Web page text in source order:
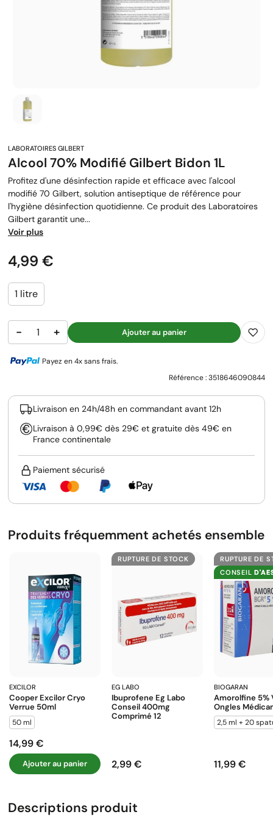
Alcool 70% Modifié Gilbert Bidon 1L
Profitez d'une désinfection rapide et efficace avec l'alcool
modifié 70 Gilbert, solution antiseptique de référence pour
l'hygiène désinfection quotidienne. Ce produit des Laboratoires
Gilbert garantit une...
Voir plus
Prix
4,99 €
1 litre
− + Ajouter au panier
Payez en 4x sans frais.
Référence :3518646090844
Livraison en 24h/48h en commandant avant 12h
Livraison à 0,99€ dès 29€ et gratuite dès 49€ en
France continentale
Paiement sécurisé
Produits fréquemment achetés ensemble
EXCILOR
Cooper Excilor Cryo
Verrue 50ml
50 ml
Prix
14,99 €
Ajouter au panier
RUPTURE DE STOCK
EG LABO
Ibuprofene Eg Labo
Conseil 400mg
Comprimé 12
Prix
2,99 €
RUPTURE DE
CONSEIL
BIOGARAN
Amorolfine 5%
Ongles
2,5 ml + 20
Prix
11,99 €
Descriptions produit